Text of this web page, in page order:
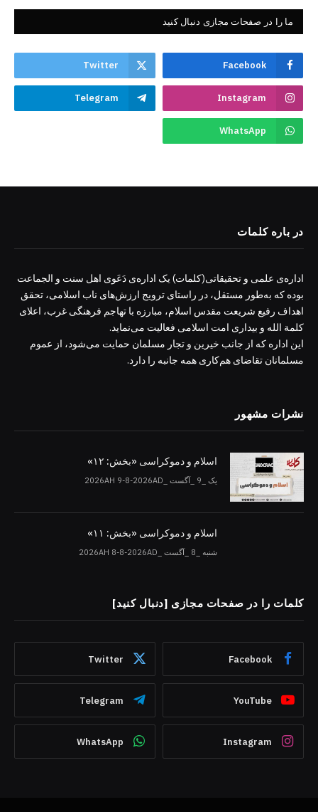
ما را در صفحات مجازی دنبال کنید
Facebook
Twitter
Instagram
Telegram
WhatsApp
در باره کلمات
اداره‌ی علمی و تحقیقاتی(کلمات) یک اداره‌ی دَعَوی اهل سنت و الجماعت
بوده که به‌طور مستقل، در راستای ترویج ارزش‌های ناب اسلامی، تحقق
اهداف رفیع شریعت مقدس اسلام، مبارزه با تهاجم فرهنگی غرب، اعلای
کلمة الله و بیداری امت اسلامی فعالیت می‌نماید.
این اداره که از جانب خیرین و تجار مسلمان حمایت می‌شود، از عموم
مسلمانان تقاضای هم‌کاری همه جانبه را دارد.
نشرات مشهور
اسلام و دموکراسی «بخش: ۱۲»
یک _9 _آگست _2026AH 9-8-2026AD
اسلام و دموکراسی «بخش: ۱۱»
شنبه _8 _آگست _2026AH 8-8-2026AD
کلمات را در صفحات مجازی [دنبال کنید]
Facebook
Twitter
YouTube
Telegram
Instagram
WhatsApp